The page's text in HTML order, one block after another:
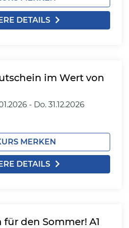
DETAILS
im Wert von
- Do. 31.12.2026
MERKEN
DETAILS
für den Sommer! A1